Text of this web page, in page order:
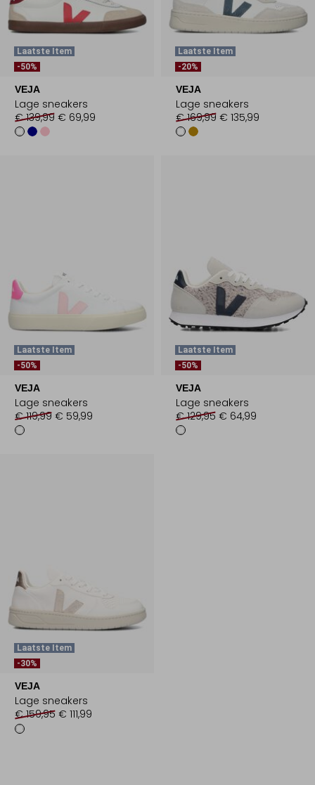
Laatste Item
-50%
VEJA
Lage sneakers
€ 139,99 € 69,99
Laatste Item
-20%
VEJA
Lage sneakers
€ 169,99 € 135,99
Laatste Item
-50%
VEJA
Lage sneakers
€ 119,99 € 59,99
Laatste Item
-50%
VEJA
Lage sneakers
€ 129,95 € 64,99
Laatste Item
-30%
VEJA
Lage sneakers
€ 159,95 € 111,99